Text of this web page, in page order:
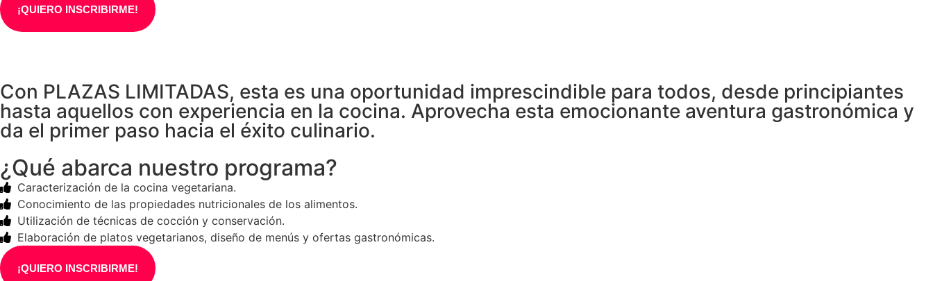
¡QUIERO INSCRIBIRME!
Con PLAZAS LIMITADAS, esta es una oportunidad imprescindible para todos, desde principiantes
hasta aquellos con experiencia en la cocina. Aprovecha esta emocionante aventura gastronómica y
da el primer paso hacia el éxito culinario.
¿Qué abarca nuestro programa?
Caracterización de la cocina vegetariana.
Conocimiento de las propiedades nutricionales de los alimentos.
Utilización de técnicas de cocción y conservación.
Elaboración de platos vegetarianos, diseño de menús y ofertas gastronómicas.
¡QUIERO INSCRIBIRME!